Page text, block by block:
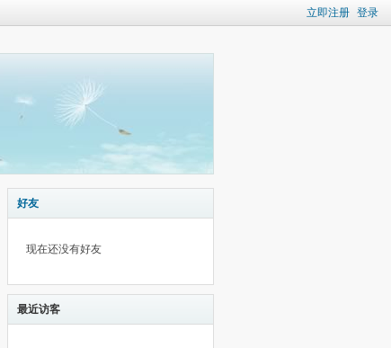
立即注册 登录
好友
现在还没有好友
最近访客